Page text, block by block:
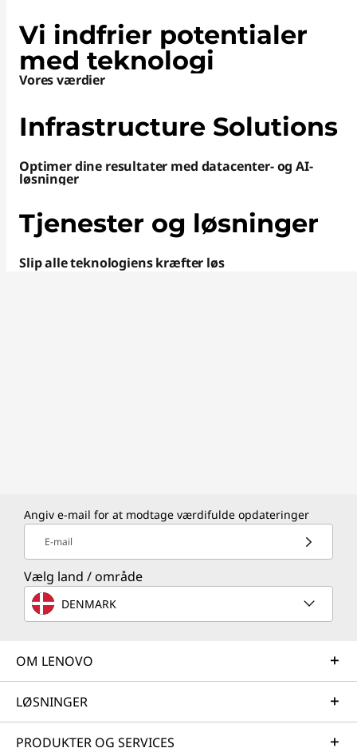
Vi indfrier potentialer
med teknologi
Vores værdier
Infrastructure Solutions
Optimer dine resultater med datacenter- og AI-
løsninger
Tjenester og løsninger
Slip alle teknologiens kræfter løs
Angiv e-mail for at modtage værdifulde opdateringer
E-mail
Vælg land / område
DENMARK
OM LENOVO
LØSNINGER
PRODUKTER OG SERVICES